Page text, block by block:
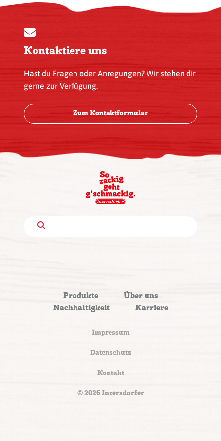
Kontaktiere uns
Hast du Fragen oder Anregungen? Wir stehen dir
gerne zur Verfügung.
Zum Kontaktformular
Produkte
Über uns
Nachhaltigkeit
Karriere
Impressum
Datenschutz
Kontakt
© 2026 Inzersdorfer